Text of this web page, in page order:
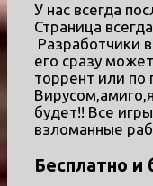
У нас всегда
Страница
Разработчики
его сразу
торрент или по
будет!! Все
взломанные
Бесплатно и